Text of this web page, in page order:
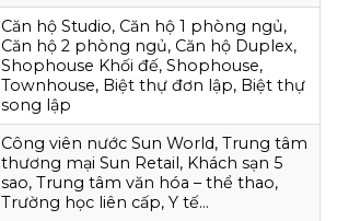
Căn hộ Studio, Căn hộ 1 phòng ngủ,
Căn hộ 2 phòng ngủ, Căn hộ Duplex,
Shophouse Khối đế, Shophouse,
Townhouse, Biệt thự đơn lập, Biệt thự
song lập
Công viên nước Sun World, Trung tâm
thương mại Sun Retail, Khách sạn 5
sao, Trung tâm văn hóa – thể thao,
Trường học liên cấp, Y tế…